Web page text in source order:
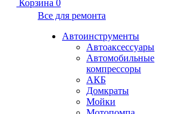
Корзина 0
Все для ремонта
Автоинструменты
Автоаксессуары
Автомобильные
компрессоры
АКБ
Домкраты
Мойки